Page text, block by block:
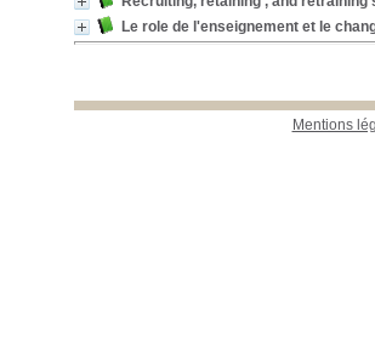
Le role de l'enseignement et le
Mentions